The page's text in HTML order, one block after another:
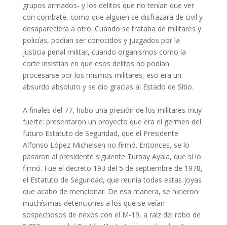
grupos armados- y los delitos que no tenían que ver
con combate, como que alguien se disfrazara de civil y
desapareciera a otro. Cuando se trataba de militares y
policías, podían ser conocidos y juzgados por la
justicia penal militar, cuando organismos como la
corte insistían en que esos delitos no podían
procesarse por los mismos militares, eso era un
absurdo absoluto y se dio gracias al Estado de Sitio.
A finales del 77, hubo una presión de los militares muy
fuerte: presentaron un proyecto que era el germen del
futuro Estatuto de Seguridad, que el Presidente
Alfonso López Michelsen no firmó. Entonces, se lo
pasaron al presidente siguiente Turbay Ayala, que sí lo
firmó. Fue el decreto 193 del 5 de septiembre de 1978,
el Estatuto de Seguridad, que reunía todas estas joyas
que acabo de mencionar. De esa manera, se hicieron
muchísimas detenciones a los que se veían
sospechosos de nexos con el M-19, a raíz del robo de